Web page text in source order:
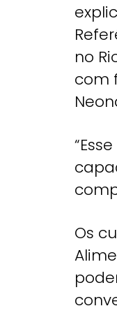
no
com
Os